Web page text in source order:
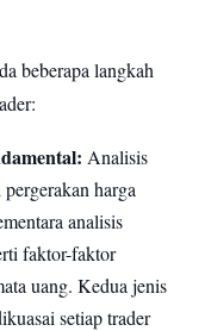
beberapa langkah
Analisis
harga
analisis
faktor-faktor
uang. Kedua jenis
setiap trader